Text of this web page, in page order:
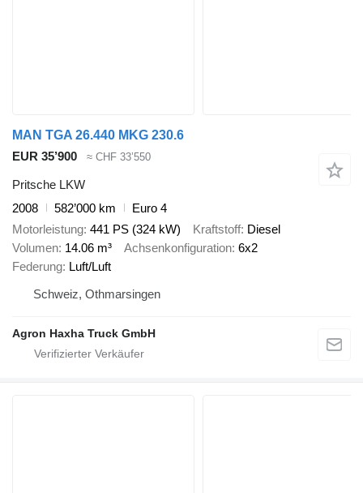
MAN TGA 26.440 MKG 230.6
EUR 35’900
≈ CHF 33’550
Pritsche LKW
2008
582’000 km
Euro 4
Motorleistung 441 PS (324 kW) Kraftstoff Diesel
Volumen 14.06 m³ Achsenkonfiguration 6x2
Federung Luft/Luft
Schweiz, Othmarsingen
Agron Haxha Truck GmbH